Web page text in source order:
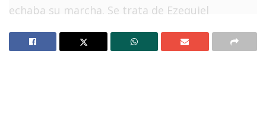
echaba su marcha. Se trata de Ezequiel
del Estado de México.